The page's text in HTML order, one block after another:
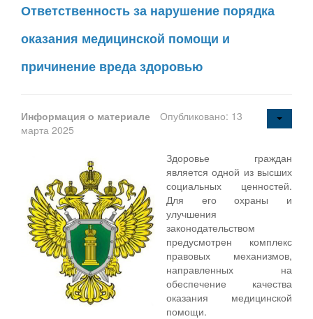
Ответственность за нарушение порядка
оказания медицинской помощи и
причинение вреда здоровью
Информация о материале
Опубликовано: 13
марта 2025
Здоровье граждан
является одной из высших
социальных ценностей.
Для его охраны и
улучшения
законодательством
предусмотрен комплекс
правовых механизмов,
направленных на
обеспечение качества
оказания медицинской
помощи.